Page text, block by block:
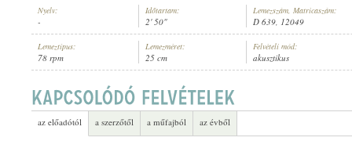
D'DACHAUER KAPELLE
Nyelv:
-
Időtartam:
2' 50"
Lemezszám, Matricaszám:
D 639, 12049
Lemeztípus:
78 rpm
Lemezméret:
25 cm
Felvételi mód:
akusztikus
az előadótól a szerzőtől a műfajból az évből